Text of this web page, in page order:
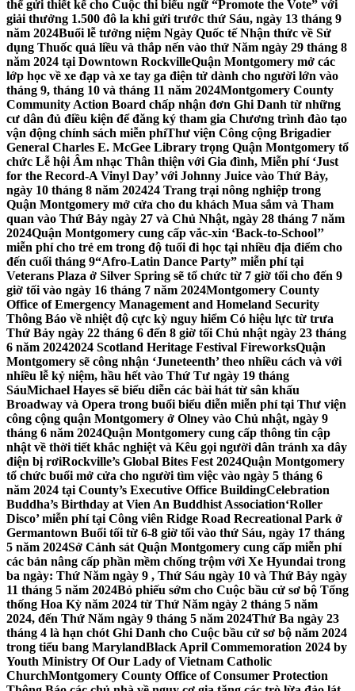
thể gửi thiết kế cho Cuộc thi biểu ngữ “Promote the Vote” với
giải thưởng 1.500 đô la khi gửi trước thứ Sáu, ngày 13 tháng 9
năm 2024Buổi lễ tưởng niệm Ngày Quốc tế Nhận thức về Sử
dụng Thuốc quá liều và thắp nến vào thứ Năm ngày 29 tháng 8
năm 2024 tại Downtown RockvilleQuận Montgomery mở các
lớp học về xe đạp và xe tay ga điện tử dành cho người lớn vào
tháng 9, tháng 10 và tháng 11 năm 2024Montgomery County
Community Action Board chấp nhận đơn Ghi Danh từ những
cư dân đủ điều kiện để đăng ký tham gia Chương trình đào tạo
vận động chính sách miễn phíThư viện Công cộng Brigadier
General Charles E. McGee Library trọng Quận Montgomery tổ
chức Lễ hội Âm nhạc Thân thiện với Gia đình, Miễn phí ‘Just
for the Record-A Vinyl Day’ với Johnny Juice vào Thứ Bảy,
ngày 10 tháng 8 năm 202424 Trang trại nông nghiệp trong
Quận Montgomery mở cửa cho du khách Mua sắm và Tham
quan vào Thứ Bảy ngày 27 và Chủ Nhật, ngày 28 tháng 7 năm
2024Quận Montgomery cung cấp vắc-xin ‘Back-to-School’’
miễn phí cho trẻ em trong độ tuổi đi học tại nhiều địa điểm cho
đến cuối tháng 9“Afro-Latin Dance Party” miễn phí tại
Veterans Plaza ở Silver Spring sẽ tổ chức từ 7 giờ tối cho đến 9
giờ tối vào ngày 16 tháng 7 năm 2024Montgomery County
Office of Emergency Management and Homeland Security
Thông Báo về nhiệt độ cực kỳ nguy hiểm Có hiệu lực từ trưa
Thứ Bảy ngày 22 tháng 6 đến 8 giờ tối Chủ nhật ngày 23 tháng
6 năm 20242024 Scotland Heritage Festival FireworksQuận
Montgomery sẽ công nhận ‘Juneteenth’ theo nhiều cách và với
nhiều lễ kỷ niệm, hầu hết vào Thứ Tư ngày 19 tháng
SáuMichael Hayes sẽ biểu diễn các bài hát từ sân khấu
Broadway và Opera trong buổi biểu diễn miễn phí tại Thư viện
công cộng quận Montgomery ở Olney vào Chủ nhật, ngày 9
tháng 6 năm 2024Quận Montgomery cung cấp thông tin cập
nhật về thời tiết khắc nghiệt và Kêu gọi người dân tránh xa dây
điện bị rơiRockville’s Global Bites Fest 2024Quận Montgomery
tổ chức buổi mở cửa cho người tìm việc vào ngày 5 tháng 6
năm 2024 tại County’s Executive Office BuildingCelebration
Buddha’s Birthday at Vien An Buddhist Association‘Roller
Disco’ miễn phí tại Công viên Ridge Road Recreational Park ở
Germantown Buổi tối từ 6-8 giờ tối vào thứ Sáu, ngày 17 tháng
5 năm 2024Sở Cảnh sát Quận Montgomery cung cấp miễn phí
các bản nâng cấp phần mềm chống trộm với Xe Hyundai trong
ba ngày: Thứ Năm ngày 9 , Thứ Sáu ngày 10 và Thứ Bảy ngày
11 tháng 5 năm 2024Bỏ phiếu sớm cho Cuộc bầu cử sơ bộ Tổng
thống Hoa Kỳ năm 2024 từ Thứ Năm ngày 2 tháng 5 năm
2024, đến Thứ Năm ngày 9 tháng 5 năm 2024Thứ Ba ngày 23
tháng 4 là hạn chót Ghi Danh cho Cuộc bầu cử sơ bộ năm 2024
trong tiểu bang MarylandBlack April Commemoration 2024 by
Youth Ministry Of Our Lady of Vietnam Catholic
ChurchMontgomery County Office of Consumer Protection